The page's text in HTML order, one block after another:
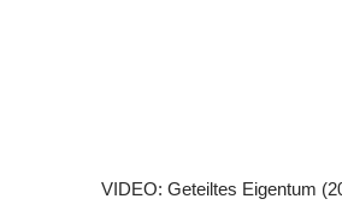
VIDEO: Geteiltes Eigentum